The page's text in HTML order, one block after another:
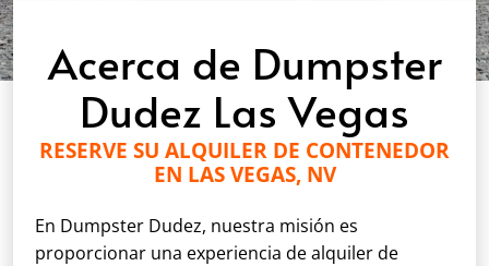
Acerca de Dumpster
Dudez Las Vegas
RESERVE SU ALQUILER DE CONTENEDOR
EN LAS VEGAS, NV
En Dumpster Dudez, nuestra misión es
proporcionar una experiencia de alquiler de